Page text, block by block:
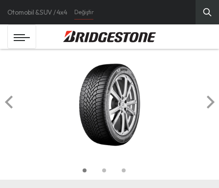
Otomobil & SUV / 4x4 Değiştir